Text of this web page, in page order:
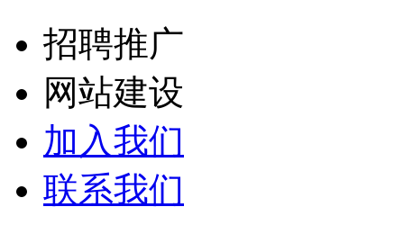
招聘推广
网站建设
加入我们
联系我们